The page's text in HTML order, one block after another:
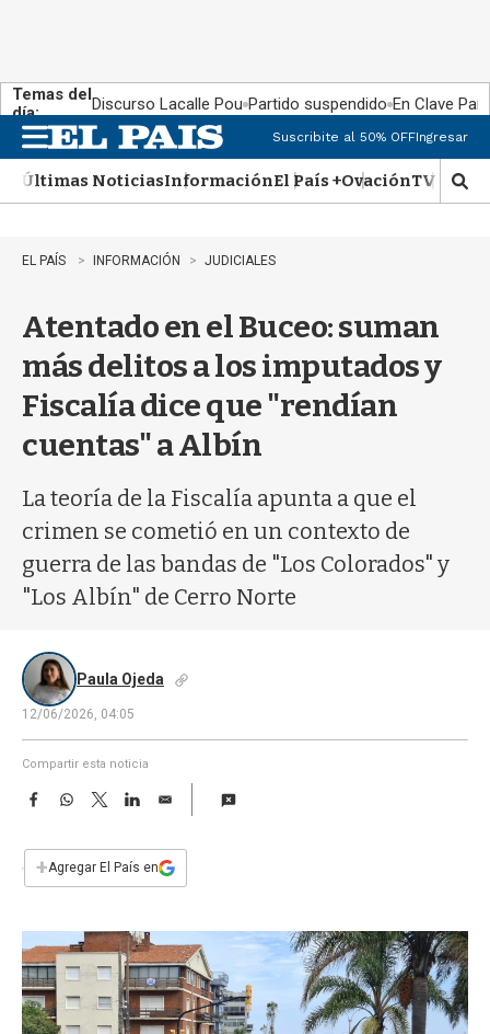
Temas del
día:
Discurso Lacalle Pou Partido suspendido En Clave País
n
u
Suscribite al 50% OFFIngresar
Últimas NoticiasInformaciónEl País +OvaciónTV Show
M
o
EL PAÍS INFORMACIÓN JUDICIALES
Atentado en el Buceo: suman
más delitos a los imputados y
Fiscalía dice que "rendían
cuentas" a Albín
La teoría de la Fiscalía apunta a que el
crimen se cometió en un contexto de
guerra de las bandas de "Los Colorados" y
"Los Albín" de Cerro Norte
Paula Ojeda
12/06/2026, 04:05
Compartir esta noticia
F
e
b
k
W
s
p
T
w
t
L
n
E
i
l
+Agregar El País en